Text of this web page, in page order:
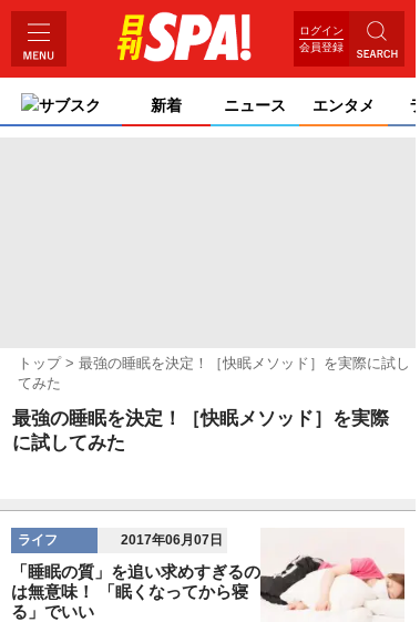
ログイン
会員登録
サブスク 新着 ニュース エンタメ
トップ
最強の睡眠を決定！［快眠メソッド］を実際に試し
てみた
最強の睡眠を決定！［快眠メソッド］を実際
に試してみた
ライフ 2017年06月07日
「睡眠の質」を追い求めすぎるの
は無意味！ 「眠くなってから寝
る」でいい